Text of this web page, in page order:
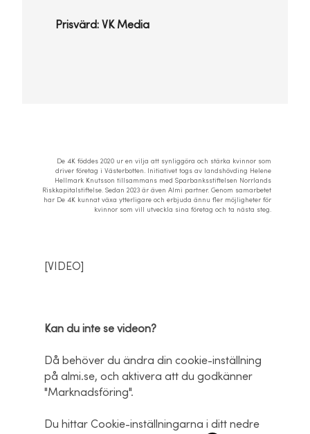
Prisvärd: VK Media
De 4K föddes 2020 ur en vilja att synliggöra och stärka kvinnor som
driver företag i Västerbotten. Initiativet togs av landshövding Helene
Hellmark Knutsson tillsammans med Sparbanksstiftelsen Norrlands
Riskkapitalstiftelse. Sedan 2023 är även Almi partner. Genom samarbetet
har De 4K kunnat växa ytterligare och erbjuda ännu fler möjligheter för
kvinnor som vill utveckla sina företag och ta nästa steg.
[VIDEO]
Kan du inte se videon?
Då behöver du ändra din cookie-inställning
på almi.se, och aktivera att du godkänner
"Marknadsföring".
Du hittar Cookie-inställningarna i ditt nedre